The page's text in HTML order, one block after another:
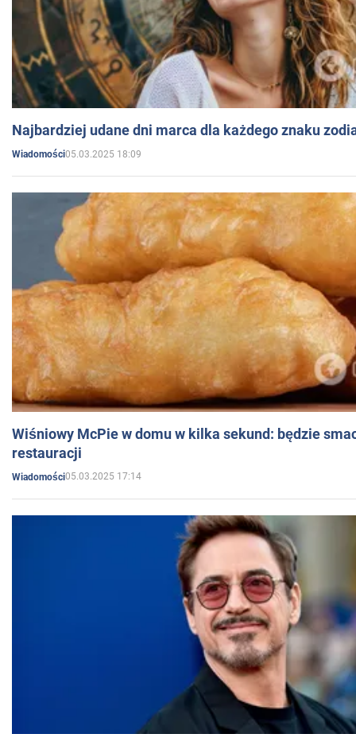
Najbardziej udane dni marca dla każdego znaku
Wiadomości05.03.2025 18:09
Wiśniowy McPie w domu w kilka sekund: będzie
restauracji
Wiadomości05.03.2025 17:14